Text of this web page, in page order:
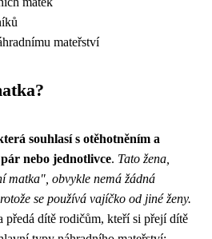
mateřství
souhlasí s otěhotněním a
nebo jednotlivce. Tato žena,
matka", obvykle nemá žádná
se používá vajíčko od jiné ženy.
předá dítě rodičům, kteří si přejí dítě